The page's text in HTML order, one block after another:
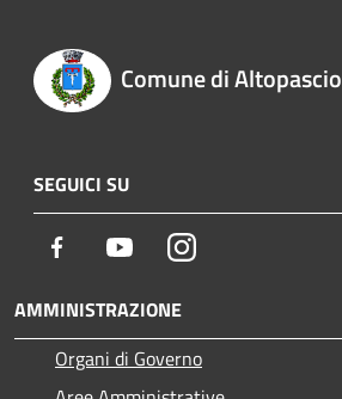
Comune di Altopascio
SEGUICI SU
Facebook YoutubeInstagram
AMMINISTRAZIONE
Organi di Governo